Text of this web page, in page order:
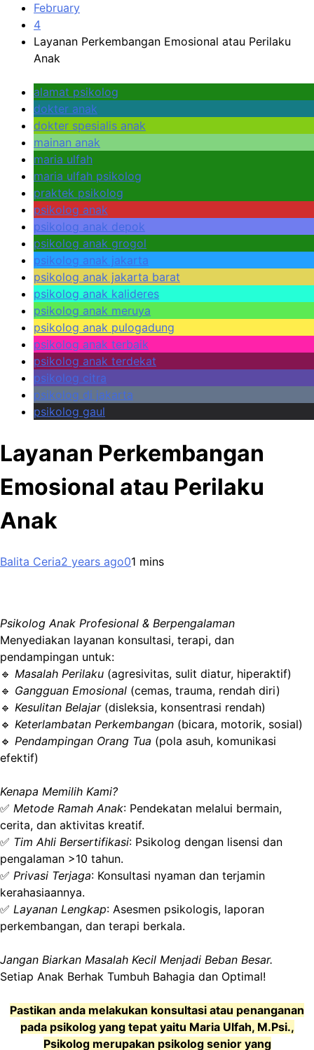
February
4
Layanan Perkembangan Emosional atau Perilaku
Anak
alamat psikolog
dokter anak
dokter spesialis anak
mainan anak
maria ulfah
maria ulfah psikolog
praktek psikolog
psikolog anak
psikolog anak depok
psikolog anak grogol
psikolog anak jakarta
psikolog anak jakarta barat
psikolog anak kalideres
psikolog anak meruya
psikolog anak pulogadung
psikolog anak terbaik
psikolog anak terdekat
psikolog citra
psikolog di jakarta
psikolog gaul
Layanan Perkembangan
Emosional atau Perilaku
Anak
Balita Ceria2 years ago01 mins
Psikolog Anak Profesional & Berpengalaman
Menyediakan layanan konsultasi, terapi, dan
pendampingan untuk:
🔹 Masalah Perilaku (agresivitas, sulit diatur, hiperaktif)
🔹 Gangguan Emosional (cemas, trauma, rendah diri)
🔹 Kesulitan Belajar(disleksia, konsentrasi rendah)
🔹 Keterlambatan Perkembangan (bicara, motorik, sosial)
🔹 Pendampingan Orang Tua (pola asuh, komunikasi
efektif)
Kenapa Memilih Kami?
✅ Metode Ramah Anak: Pendekatan melalui bermain,
cerita, dan aktivitas kreatif.
✅ Tim Ahli Bersertifikasi: Psikolog dengan lisensi dan
pengalaman >10 tahun.
✅ Privasi Terjaga: Konsultasi nyaman dan terjamin
kerahasiaannya.
✅ Layanan Lengkap: Asesmen psikologis, laporan
perkembangan, dan terapi berkala.
Jangan Biarkan Masalah Kecil Menjadi Beban Besar.
Setiap Anak Berhak Tumbuh Bahagia dan Optimal!
Pastikan anda melakukan konsultasi atau penanganan
pada psikolog yang tepat yaitu Maria Ulfah, M.Psi.,
Psikolog merupakan psikolog senior yang